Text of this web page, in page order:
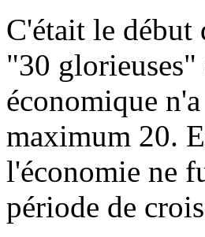
C'était le début
"30 glorieuses"
économique
maximum 20.
l'économie ne
période de